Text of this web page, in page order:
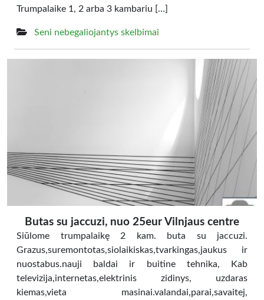
Trumpalaike 1, 2 arba 3 kambariu […]
Seni nebegaliojantys skelbimai
Butas su jaccuzi, nuo 25eur Vilnjaus centre
Siūlome trumpalaikę 2 kam. buta su jaccuzi.
Grazus,suremontotas,siolaikiskas,tvarkingas,jaukus ir
nuostabus.nauji baldai ir buitine tehnika, Kab
televizija,internetas,elektrinis zidinys, uzdaras
kiemas,vieta masinai.valandai,parai,savaitej,